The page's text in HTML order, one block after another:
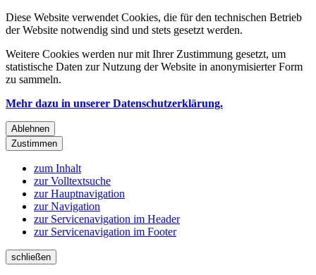
Diese Website verwendet Cookies, die für den technischen Betrieb
der Website notwendig sind und stets gesetzt werden.
Weitere Cookies werden nur mit Ihrer Zustimmung gesetzt, um
statistische Daten zur Nutzung der Website in anonymisierter Form
zu sammeln.
Mehr dazu in unserer Datenschutzerklärung.
Ablehnen
Zustimmen
zum Inhalt
zur Volltextsuche
zur Hauptnavigation
zur Navigation
zur Servicenavigation im Header
zur Servicenavigation im Footer
schließen